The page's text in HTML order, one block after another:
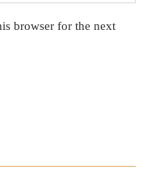
browser for the next